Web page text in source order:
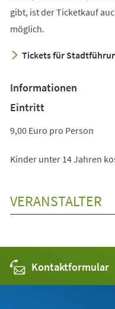
einem
Tab)
gibt, ist der Ticketkauf
möglich.
Tickets für
Informationen
Eintritt
9,00 Euro pro Person
Kinder unter 14 Jahren
VERANSTALTER
Kontaktformular